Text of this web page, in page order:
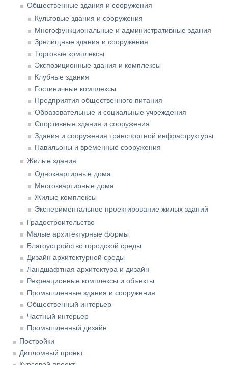
Общественные здания и сооружения
Культовые здания и сооружения
Многофункциональные и административные здания
Зрелищные здания и сооружения
Торговые комплексы
Экспозиционные здания и комплексы
Клубные здания
Гостиничные комплексы
Предприятия общественного питания
Образовательные и социальные учреждения
Спортивные здания и сооружения
Здания и сооружения транспортной инфраструктуры
Павильоны и временные сооружения
Жилые здания
Одноквартирные дома
Многоквартирные дома
Жилые комплексы
Экспериментальное проектирование жилых зданий
Градостроительство
Малые архитектурные формы
Благоустройство городской среды
Дизайн архитектурной среды
Ландшафтная архитектура и дизайн
Рекреационные комплексы и объекты
Промышленные здания и сооружения
Общественный интерьер
Частный интерьер
Промышленный дизайн
Постройки
Дипломный проект